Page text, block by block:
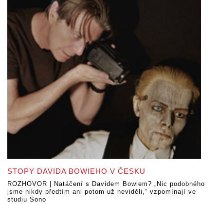
STOPY DAVIDA BOWIEHO V ČESKU
ROZHOVOR | Natáčení s Davidem Bowiem? „Nic podobného
jsme nikdy předtím ani potom už neviděli,“ vzpomínají ve
studiu Sono